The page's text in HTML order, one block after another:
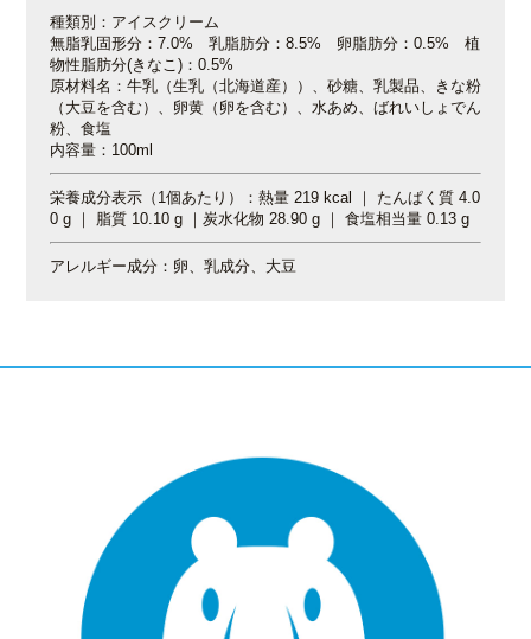
種類別：アイスクリーム
無脂乳固形分：7.0% 乳脂肪分：8.5% 卵脂肪分：0.5% 植
物性脂肪分(きなこ)：0.5%
原材料名：牛乳（生乳（北海道産））、砂糖、乳製品、きな粉
（大豆を含む）、卵黄（卵を含む）、水あめ、ばれいしょでん
粉、食塩
内容量：100ml
栄養成分表示（1個あたり）：熱量 219 kcal ｜ たんぱく質 4.0
0 g ｜ 脂質 10.10 g ｜炭水化物 28.90 g ｜ 食塩相当量 0.13 g
アレルギー成分：卵、乳成分、大豆